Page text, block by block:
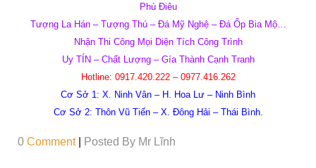
Phù Điêu
Tượng La Hán – Tượng Thú – Đá Mỹ Nghệ – Đá Ốp Bia Mộ…
Nhận Thi Công Mọi Diện Tích Công Trình
Uy TÍN – Chất Lượng – Gía Thành Cạnh Tranh
Hotline: 0917.420.222 – 0977.416.262
Cơ Sở 1: X. Ninh Vân – H. Hoa Lư – Ninh Bình
Cơ Sở 2: Thôn Vũ Tiến – X. Đông Hải – Thái Bình.
0 Comment Posted By Mr Lĩnh